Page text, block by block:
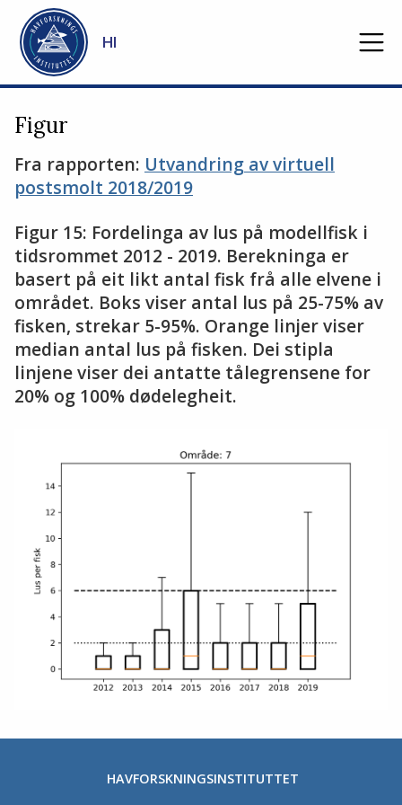
Gå til hovedinnhold
HI
Figur
Fra rapporten: Utvandring av virtuell
postsmolt 2018/2019
Figur 15: Fordelinga av lus på modellfisk i
tidsrommet 2012 - 2019. Berekninga er
basert på eit likt antal fisk frå alle elvene i
området. Boks viser antal lus på 25-75% av
fisken, strekar 5-95%. Orange linjer viser
median antal lus på fisken. Dei stipla
linjene viser dei antatte tålegrensene for
20% og 100% dødelegheit.
HAVFORSKNINGSINSTITUTTET